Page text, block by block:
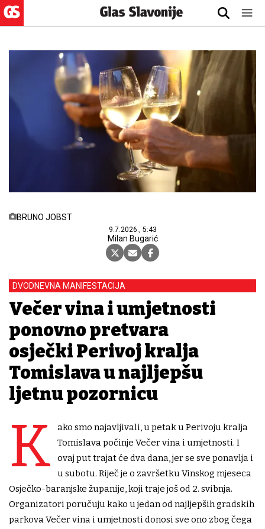
BRUNO JOBST
9.7.2026., 5:43
Milan Bugarić
DVODNEVNA MANIFESTACIJA
Večer vina i umjetnosti
ponovno pretvara
osječki Perivoj kralja
Tomislava u najljepšu
ljetnu pozornicu
K
ako smo najavljivali, u petak u Perivoju kralja
Tomislava počinje Večer vina i umjetnosti. I
ovaj put trajat će dva dana, jer se sve ponavlja i
u subotu. Riječ je o završetku Vinskog mjeseca
Osječko-baranjske županije, koji traje još od 2. svibnja.
Organizatori poručuju kako u jedan od najljepših gradskih
parkova Večer vina i umjetnosti donosi sve ono zbog čega